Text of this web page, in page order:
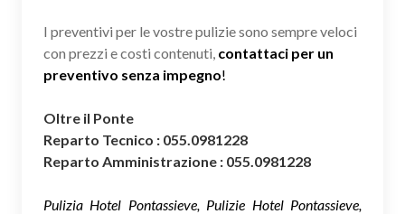
I preventivi per le vostre pulizie sono sempre veloci
con prezzi e costi contenuti, contattaci per un
preventivo senza impegno!
Oltre il Ponte
Reparto Tecnico : 055.0981228
Reparto Amministrazione : 055.0981228
Pulizia Hotel Pontassieve, Pulizie Hotel Pontassieve,